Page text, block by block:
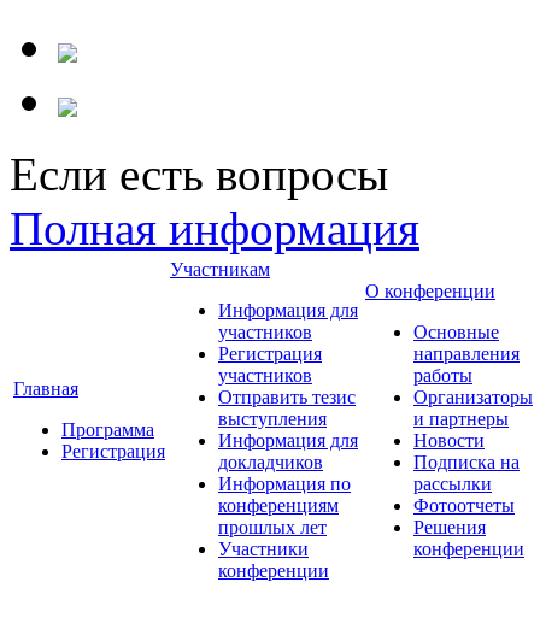
Если есть вопросы
Полная информация
Главная
Программа
Регистрация
Участникам
Информация для
участников
Регистрация
участников
Отправить тезис
выступления
Информация для
докладчиков
Информация по
конференциям
прошлых лет
Участники
конференции
О конференции
Основные
направления
работы
Организаторы
и партнеры
Новости
Подписка на
рассылки
Фотоотчеты
Решения
конференции